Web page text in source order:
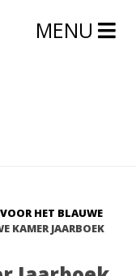
MENU
HET BLAUWE
KAMER JAARBOEK